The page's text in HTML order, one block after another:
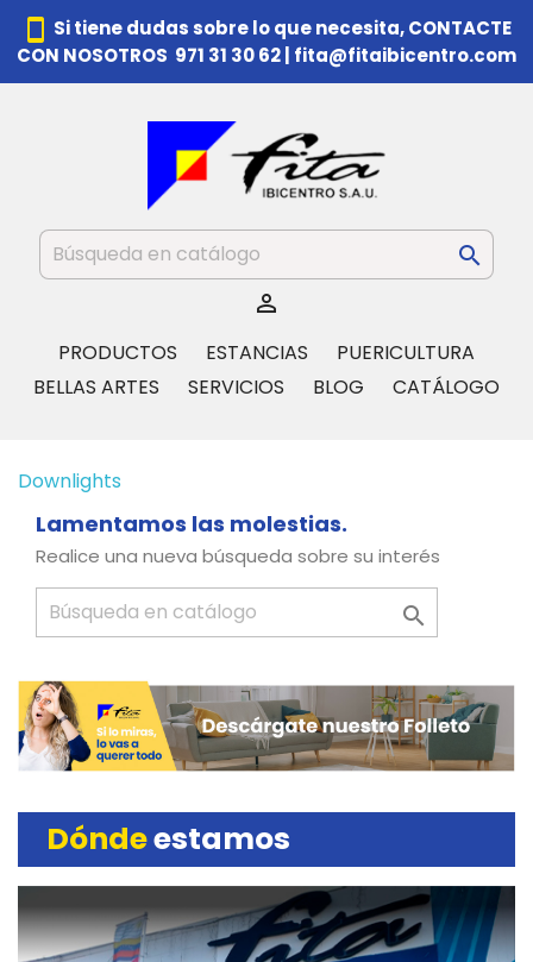
smartphone Si tiene dudas sobre lo que necesita,CONTACTE
CON NOSOTROS 971 31 30 62| fita@fitaibicentro.com


PRODUCTOS ESTANCIAS
PUERICULTURA
BELLAS ARTES
SERVICIOS BLOG CATÁLOGO
Downlights
Lamentamos las molestias.
Realice una nueva búsqueda sobre su interés

Dóndeestamos